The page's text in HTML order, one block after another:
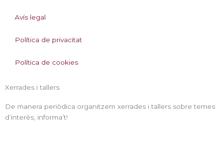
t
g
a
k
d
n
Avís legal
Política de privacitat
Política de cookies
Xerrades i tallers
De manera periòdica organitzem xerrades i tallers sobre temes
d’interès, informa’t!